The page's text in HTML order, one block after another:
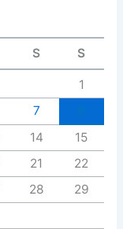
S S
1
7
14
15
21
22
28
29